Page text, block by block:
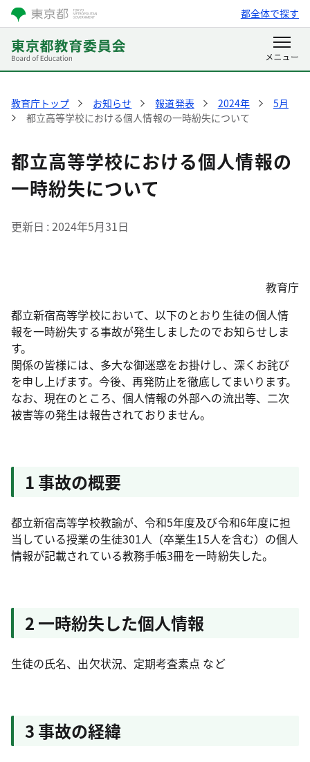
都全体で探す
教育庁トップ お知らせ 報道発表 2024年
5月
都立高等学校における個人情報の一時紛失について
都立高等学校における個人情報の
一時紛失について
更新日 2024年5月31日
教育庁
都立新宿高等学校において、以下のとおり生徒の個人情
報を一時紛失する事故が発生しましたのでお知らせしま
す。
関係の皆様には、多大な御迷惑をお掛けし、深くお詫び
を申し上げます。今後、再発防止を徹底してまいります。
なお、現在のところ、個人情報の外部への流出等、二次
被害等の発生は報告されておりません。
1 事故の概要
都立新宿高等学校教諭が、令和5年度及び令和6年度に担
当している授業の生徒301人（卒業生15人を含む）の個人
情報が記載されている教務手帳3冊を一時紛失した。
2 一時紛失した個人情報
生徒の氏名、出欠状況、定期考査素点 など
3 事故の経緯